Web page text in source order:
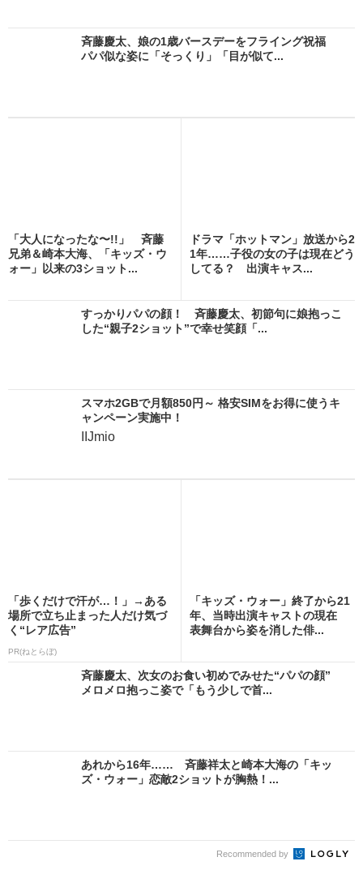
斉藤慶太、娘の1歳バースデーをフライング祝福
パパ似な姿に「そっくり」「目が似て...
「大人になったな〜!!」 斉藤
兄弟＆崎本大海、「キッズ・ウ
ォー」以来の3ショット...
ドラマ「ホットマン」放送から2
1年……子役の女の子は現在どう
してる？ 出演キャス...
すっかりパパの顔！ 斉藤慶太、初節句に娘抱っこ
した“親子2ショット”で幸せ笑顔「...
スマホ2GBで月額850円～ 格安SIMをお得に使うキ
ャンペーン実施中！
IIJmio
「歩くだけで汗が…！」→ある
場所で立ち止まった人だけ気づ
く“レア広告”
PR(ねとらぼ)
「キッズ・ウォー」終了から21
年、当時出演キャストの現在
表舞台から姿を消した俳...
斉藤慶太、次女のお食い初めでみせた“パパの顔”
メロメロ抱っこ姿で「もう少しで首...
あれから16年…… 斉藤祥太と崎本大海の「キッ
ズ・ウォー」恋敵2ショットが胸熱！...
Recommended by